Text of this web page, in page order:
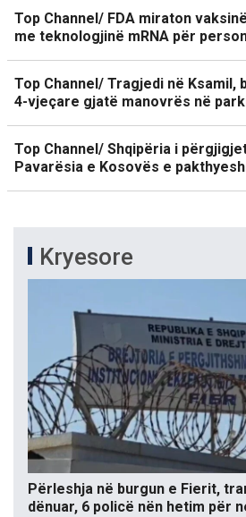
Top Channel/ FDA miraton
me teknologjinë mRNA për
Top Channel/ Tragjedi në Ksamil,
4-vjeçare gjatë manovrës në
Top Channel/ Shqipëria i
Pavarësia e Kosovës e
Kryesore
Përleshja në burgun e Fierit,
dënuar, 6 policë nën hetim për